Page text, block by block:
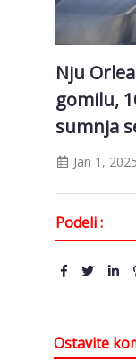
Nju
gomilu,
sumnja
Jan 1, 2025
Podeli :
Ostavite